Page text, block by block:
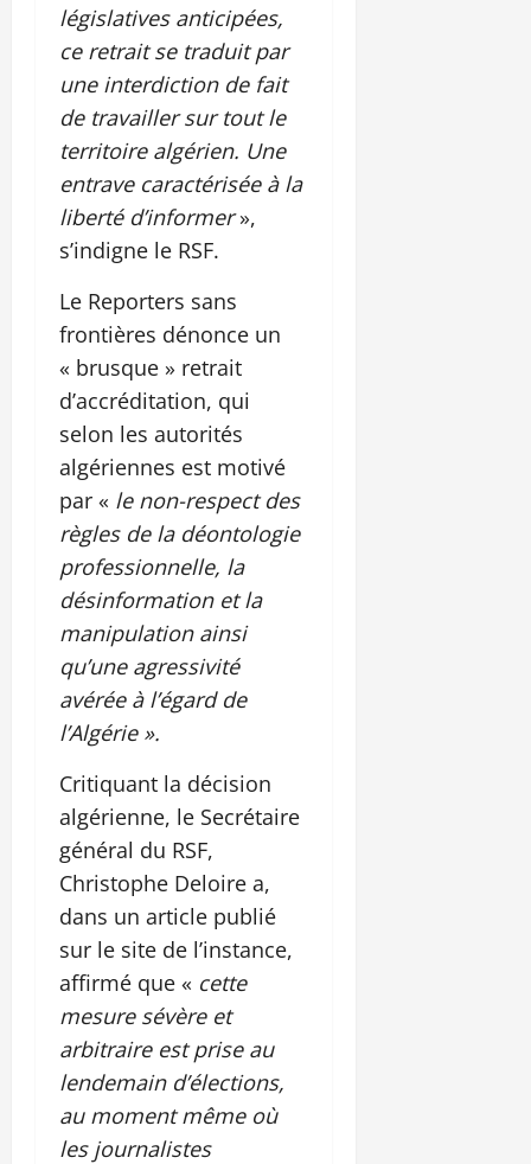
législatives anticipées,
ce retrait se traduit par
une interdiction de fait
de travailler sur tout le
territoire algérien. Une
entrave caractérisée à la
liberté d’informer»,
s’indigne le RSF.
Le Reporters sans
frontières dénonce un
« brusque » retrait
d’accréditation, qui
selon les autorités
algériennes est motivé
par « le non-respect des
règles de la déontologie
professionnelle, la
désinformation et la
manipulation ainsi
qu’une agressivité
avérée à l’égard de
l’Algérie ».
Critiquant la décision
algérienne, le Secrétaire
général du RSF,
Christophe Deloire a,
dans un article publié
sur le site de l’instance,
affirmé que « cette
mesure sévère et
arbitraire est prise au
lendemain d’élections,
au moment même où
les journalistes